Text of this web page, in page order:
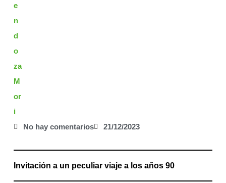
No hay comentarios 21/12/2023
Invitación a un peculiar viaje a los años 90